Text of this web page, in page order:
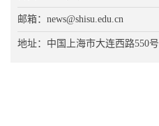
邮箱：news@shisu.edu.cn
地址：中国上海市大连西路550号